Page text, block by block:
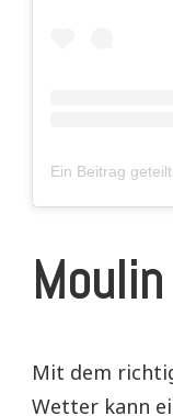
Mit dem
Wetter kann